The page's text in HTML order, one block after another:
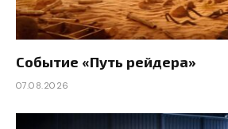
Событие «Путь рейдера»
07.08.2026